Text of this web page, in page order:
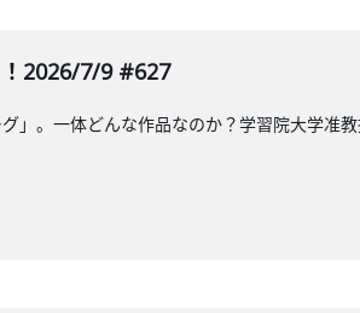
2026/7/9 #627
」。一体どんな作品なのか？学習院大学准